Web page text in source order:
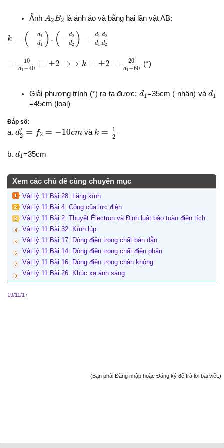
Ảnh A2B2
A B2 là ảnh ảo và bằng hai lần vật AB:
k = (− d1
d1 ) . (− d2
d2 ) = d1 .d2
d1 .d2
d 1 ). d 2 )= d d
= 10
d1 −40 = ±2 ⇒⇒ k = ±2 = 20
d1 −60
d1 ± 2⇒⇒ ± 20 d
(*)
Giải phương trình (*) ra ta được: d1
d1=35cm ( nhận) vàd1
d
=45cm (loại)
Đáp số:
a. d′
2 = f2 = −10cm
d2 = m và k =
1
2
k 2
b. d1
d =35cm
Xem các chủ đề cùng chuyên mục
Vật lý 11 Bài 28: Lăng kính
Vật lý 11 Bài 4: Công của lực điện
Vật lý 11 Bài 2: Thuyết Êlectron và Định luật bảo toàn điện tích
Vật lý 11 Bài 32: Kính lúp
Vật lý 11 Bài 17: Dòng điện trong chất bán dẫn
Vật lý 11 Bài 14: Dòng điện trong chất điện phân
Vật lý 11 Bài 16: Dòng điện trong chân không
Vật lý 11 Bài 26: Khúc xạ ánh sáng
19/11/17
(Bạn phải Đăng nhập hoặc Đăng ký để trả lời bài viết.)